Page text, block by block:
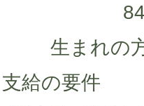
生ま
支給の要件